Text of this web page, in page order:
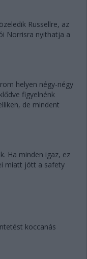
Russellre, az
Norrisra nyithatja a
helyen négy-négy
figyelnénk
de mindent
Ha minden igaz, ez
miatt jött a safety
koccanás